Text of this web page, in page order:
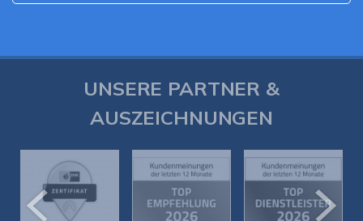
UNSERE PARTNER &
AUSZEICHNUNGEN